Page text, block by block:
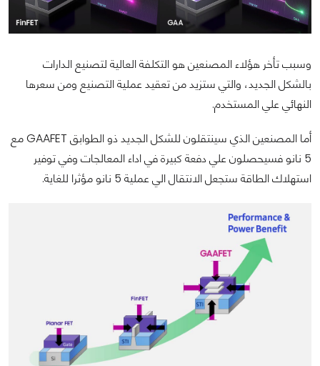
وسبب تأخر هؤلاء المصنعين هو التكلفة العالية لتصنيع الدارات
بالشكل الجديد، والتي ستزيد من تعقيد عملية التصنيع ومن سعرها
النهائي علي المستخدم.
أما المصنعين الذي سينتقلون للشكل الجديد ذو الطوابق GAAFET مع
5 نانو فسيحصلون علي دفعة كبيرة في اداء المعالجات وفي توفير
استهلاك الطاقة ستجعل الانتقال الي عملية 5 نانو مؤثرا للغاية.